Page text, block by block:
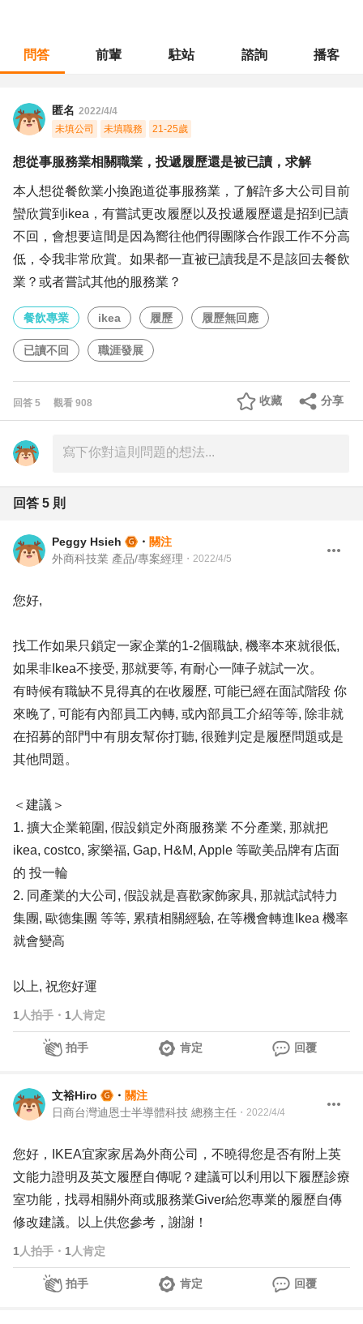
問答 前輩 駐站 諮詢 播客
匿名 2022/4/4
未填公司
未填職務 21-25歲
想從事服務業相關職業，投遞履歷還是被已讀，求解
本人想從餐飲業小換跑道從事服務業，了解許多大公司目前
蠻欣賞到ikea，有嘗試更改履歷以及投遞履歷還是招到已讀
不回，會想要這間是因為嚮往他們得團隊合作跟工作不分高
低，令我非常欣賞。如果都一直被已讀我是不是該回去餐飲
業？或者嘗試其他的服務業？
餐飲專業 ikea 履歷 履歷無回應
已讀不回 職涯發展
回答 5 觀看 908 分享
收藏
回答 5 則
Peggy Hsieh ・ 關注
外商科技業 產品/專案經理 ・ 2022/4/5
您好,
找工作如果只鎖定一家企業的1-2個職缺, 機率本來就很低,
如果非Ikea不接受, 那就要等, 有耐心一陣子就試一次。
有時候有職缺不見得真的在收履歷, 可能已經在面試階段 你
來晚了, 可能有內部員工內轉, 或內部員工介紹等等, 除非就
在招募的部門中有朋友幫你打聽, 很難判定是履歷問題或是
其他問題。
＜建議＞
1. 擴大企業範圍, 假設鎖定外商服務業 不分產業, 那就把
ikea, costco, 家樂福, Gap, H&M, Apple 等歐美品牌有店面
的 投一輪
2. 同產業的大公司, 假設就是喜歡家飾家具, 那就試試特力
集團, 歐德集團 等等, 累積相關經驗, 在等機會轉進Ikea 機率
就會變高
以上, 祝您好運
1 人拍手 ・ 1 人肯定
拍手 肯定 回覆
文裕Hiro ・ 關注
日商台灣迪恩士半導體科技 總務主任 ・ 2022/4/4
您好，IKEA宜家家居為外商公司，不曉得您是否有附上英
文能力證明及英文履歷自傳呢？建議可以利用以下履歷診療
室功能，找尋相關外商或服務業Giver給您專業的履歷自傳
修改建議。以上供您參考，謝謝！
1 人拍手 ・ 1 人肯定
拍手 肯定 回覆